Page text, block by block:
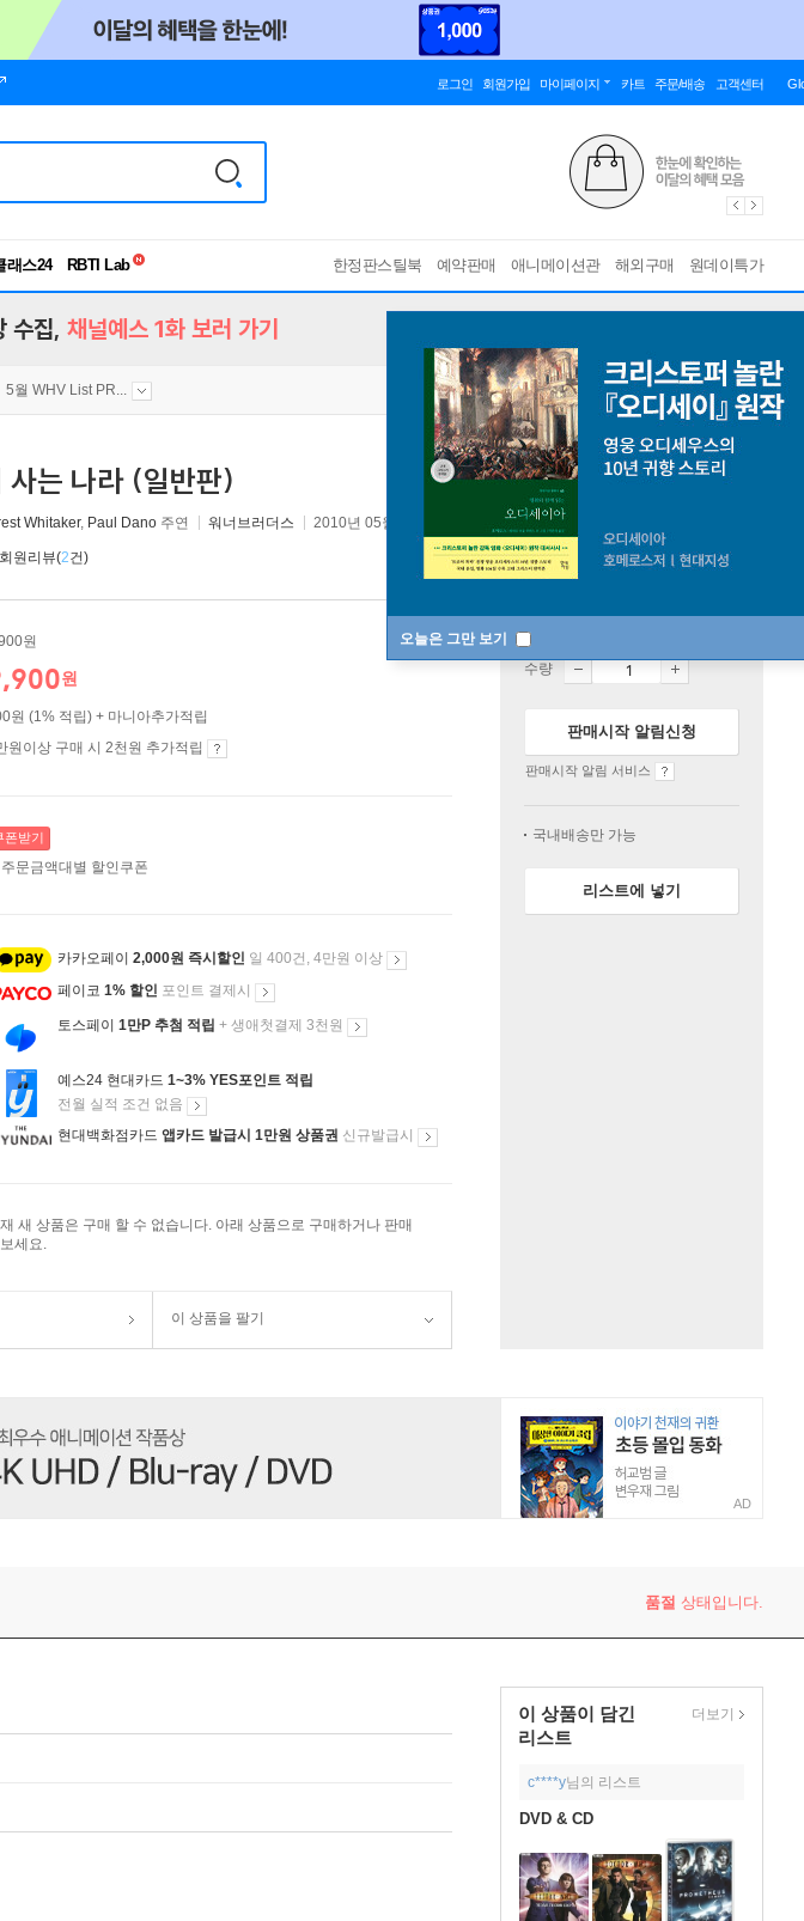
로그인 회원가입 마이페이지 카트 주문/배송 고객센터
래스24
독서유형검사
한정판스틸북 예약판매 애니메이션관 해외구매 원데이특가
오늘은 그만 보기
수집, 채널예스 1화 보러 가기
5월 WHV List PR...
사는 나라 (일반판)
Whitaker, Paul Dano 주연 워너브러더스 2010년 05월 04일 Where the Wild Things Are
회원리뷰(2건)
원
원
원 (1% 적립) + 마니아추가적립
원이상 구매 시 2천원 추가적립
폰받기
주문금액대별 할인쿠폰
카카오페이 2,000원 즉시할인 일 400건, 4만원 이상
페이코 1% 할인 포인트 결제시
토스페이 1만P 추첨 적립 + 생애첫결제 3천원
예스24 현대카드 1~3% YES포인트 적립
전월 실적 조건 없음
현대백화점카드 앱카드 발급시 1만원 상품권 신규발급시
새 상품은 구매 할 수 없습니다. 아래 상품으로 구매하거나 판매
세요.
이 상품을 팔기
품절
수량
판매시작 알림신청
판매시작 알림 서비스
국내배송만 가능
리스트에 넣기
AD
품절 상태입니다.
이 상품이 담긴
리스트
더보기
c****y님의 리스트
DVD & CD